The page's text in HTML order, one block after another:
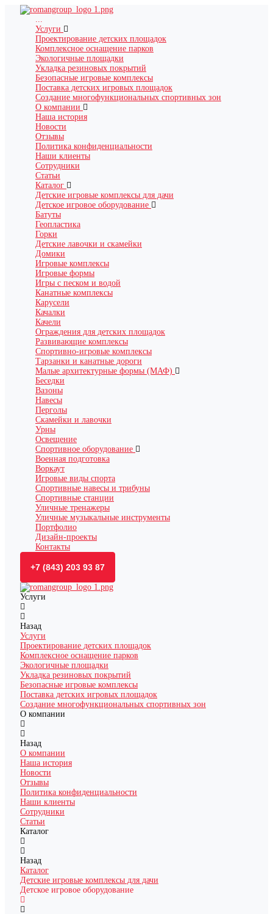
...
Услуги
Проектирование детских площадок
Комплексное оснащение парков
Экологичные площадки
Укладка резиновых покрытий
Безопасные игровые комплексы
Поставка детских игровых площадок
Создание многофункциональных спортивных зон
О компании
Наша история
Новости
Отзывы
Политика конфиденциальности
Наши клиенты
Сотрудники
Статьи
Каталог
Детские игровые комплексы для дачи
Детское игровое оборудование
Батуты
Геопластика
Горки
Детские лавочки и скамейки
Домики
Игровые комплексы
Игровые формы
Игры с песком и водой
Канатные комплексы
Карусели
Качалки
Качели
Ограждения для детских площадок
Развивающие комплексы
Спортивно-игровые комплексы
Тарзанки и канатные дороги
Малые архитектурные формы (МАФ)
Беседки
Вазоны
Навесы
Перголы
Скамейки и лавочки
Урны
Освещение
Спортивное оборудование
Военная подготовка
Воркаут
Игровые виды спорта
Спортивные навесы и трибуны
Спортивные станции
Уличные тренажеры
Уличные музыкальные инструменты
Портфолио
Дизайн-проекты
Контакты
+7 (843) 203 93 87
Услуги
Назад
Услуги
Проектирование детских площадок
Комплексное оснащение парков
Экологичные площадки
Укладка резиновых покрытий
Безопасные игровые комплексы
Поставка детских игровых площадок
Создание многофункциональных спортивных зон
О компании
Назад
О компании
Наша история
Новости
Отзывы
Политика конфиденциальности
Наши клиенты
Сотрудники
Статьи
Каталог
Назад
Каталог
Детские игровые комплексы для дачи
Детское игровое оборудование